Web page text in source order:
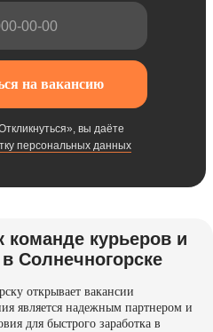
на вакансию
вы даёте
персональных данных
команде курьеров и
Солнечногорске
открывает вакансии
является надежным партнером и
для быстрого заработка в